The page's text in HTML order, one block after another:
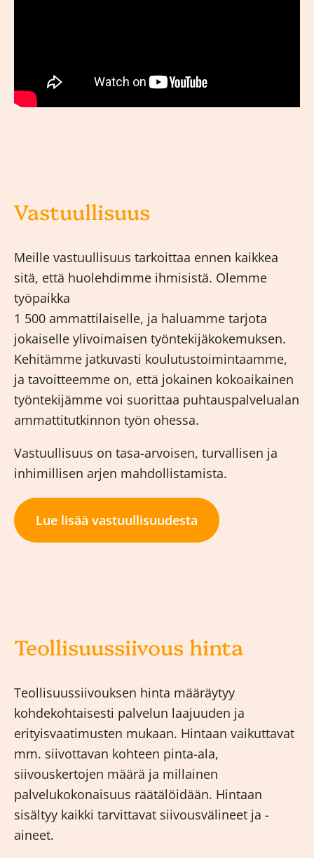
Vastuullisuus
Meille vastuullisuus tarkoittaa ennen kaikkea
sitä, että huolehdimme ihmisistä. Olemme
työpaikka
1 500 ammattilaiselle, ja haluamme tarjota
jokaiselle ylivoimaisen työntekijäkokemuksen.
Kehitämme jatkuvasti koulutustoimintaamme,
ja tavoitteemme on, että jokainen kokoaikainen
työntekijämme voi suorittaa puhtauspalvelualan
ammattitutkinnon työn ohessa.
Vastuullisuus on tasa-arvoisen, turvallisen ja
inhimillisen arjen mahdollistamista.
Lue lisää vastuullisuudesta
Teollisuussiivous hinta
Teollisuussiivouksen hinta määräytyy
kohdekohtaisesti palvelun laajuuden ja
erityisvaatimusten mukaan. Hintaan vaikuttavat
mm. siivottavan kohteen pinta-ala,
siivouskertojen määrä ja millainen
palvelukokonaisuus räätälöidään. Hintaan
sisältyy kaikki tarvittavat siivousvälineet ja -
aineet.